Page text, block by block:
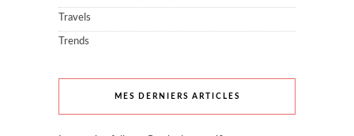
Travels
Trends
MES DERNIERS ARTICLES